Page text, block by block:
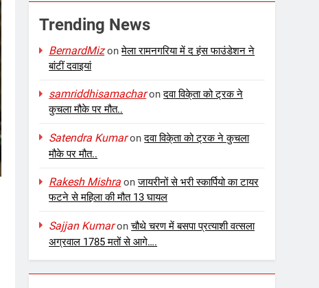
Trending News
BernardMizonमेला रामनगरिया में द हंस फाउंडेशन ने
बांटीं दवाइयां
samriddhisamacharonदवा विके्ता को ट्रक ने
कुचला मौके पर मौत..
Satendra Kumaronदवा विके्ता को ट्रक ने कुचला
मौके पर मौत..
Rakesh Mishra onजायरीनों से भरी स्कार्पियो का टायर
फटने से महिला की मौत 13 घायल
Sajjan Kumaronचौथे चरण में बसपा प्रत्याशी वत्सला
अग्रवाल 1785 मतों से आगे….